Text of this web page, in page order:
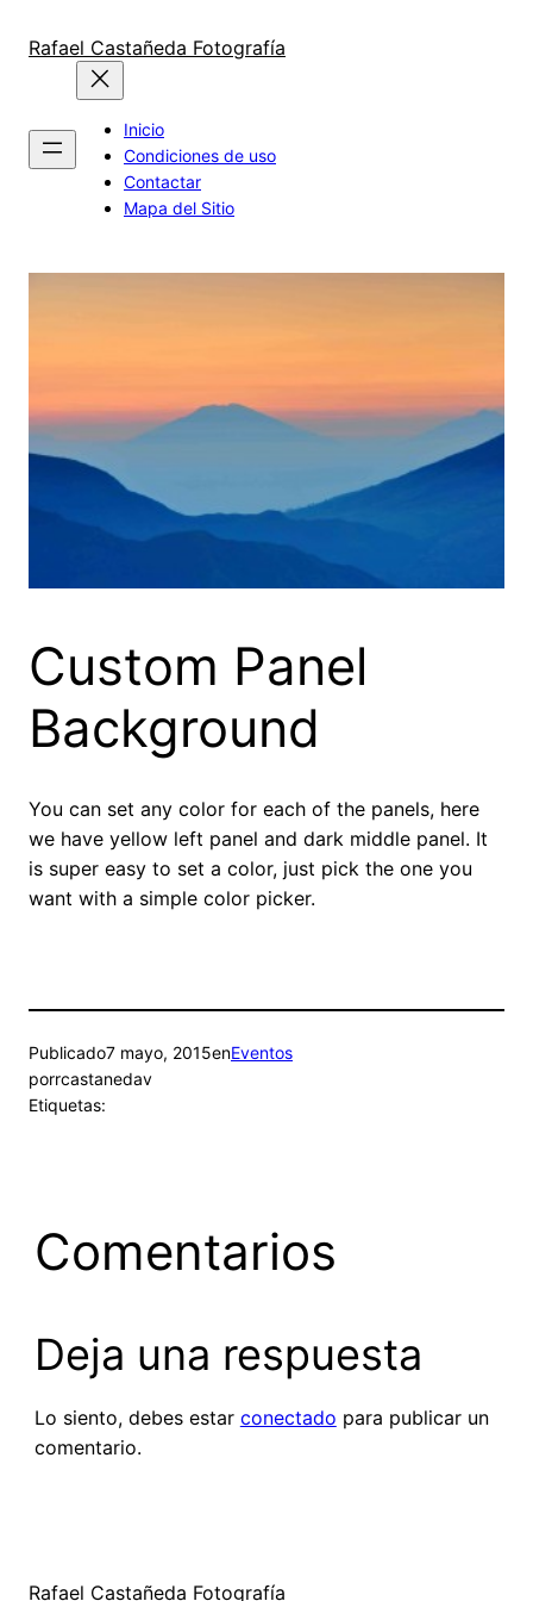
Rafael Castañeda Fotografía
Inicio
Condiciones de uso
Contactar
Mapa del Sitio
Custom Panel
Background
You can set any color for each of the panels, here
we have yellow left panel and dark middle panel. It
is super easy to set a color, just pick the one you
want with a simple color picker.
Publicado7 mayo, 2015enEventos
porrcastanedav
Etiquetas:
Comentarios
Deja una respuesta
Lo siento, debes estar conectado para publicar un
comentario.
Rafael Castañeda Fotografía